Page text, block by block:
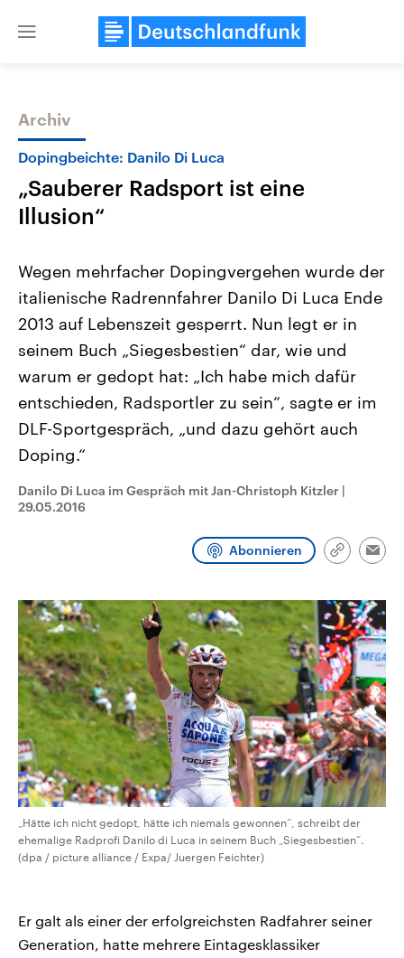
Close
Themen
Landtagswahl Sachsen-Anhalt
2026
Alle Informationen
Sachsen-Anhalt wählt am 6.
September 2026 einen neuen
Landtag. Seit 2021 wird das
Bundesland von einer Koalition aus
CDU, SPD und FDP regiert.-
Umfragen, Prognosen,
und Hintergründe zu den Parteien
Wahl.
USA
Aktuelle Beiträge,
Hintergründe
Wirtschaftlich und
gehören die Vereinigten
den mächtigsten Ländern
mit großem Einfluss auf
aktuelle Weltgeschehen.
Sendungen
Audio-Archiv
Archiv
Dopingbeichte: Danilo Di Luca
„Sauberer Radsport ist eine
Illusion“
Wegen mehrfacher Dopingvergehen wurde der
italienische Radrennfahrer Danilo Di Luca Ende
2013 auf Lebenszeit gesperrt. Nun legt er in
seinem Buch „Siegesbestien“ dar, wie und
warum er gedopt hat: „Ich habe mich dafür
entschieden, Radsportler zu sein“, sagte er im
DLF-Sportgespräch, „und dazu gehört auch
Doping.“
Danilo Di Luca im Gespräch mit Jan-Christoph Kitzler |
29.05.2016
Abonnieren
Link
„Hätte ich nicht gedopt, hätte ich niemals gewonnen“, schreibt der
ehemalige Radprofi Danilo di Luca in seinem Buch „Siegesbestien“.
(dpa / picture alliance / Expa/ Juergen Feichter)
Er galt als einer der erfolgreichsten Radfahrer seiner
Generation, hatte mehrere Eintagesklassiker